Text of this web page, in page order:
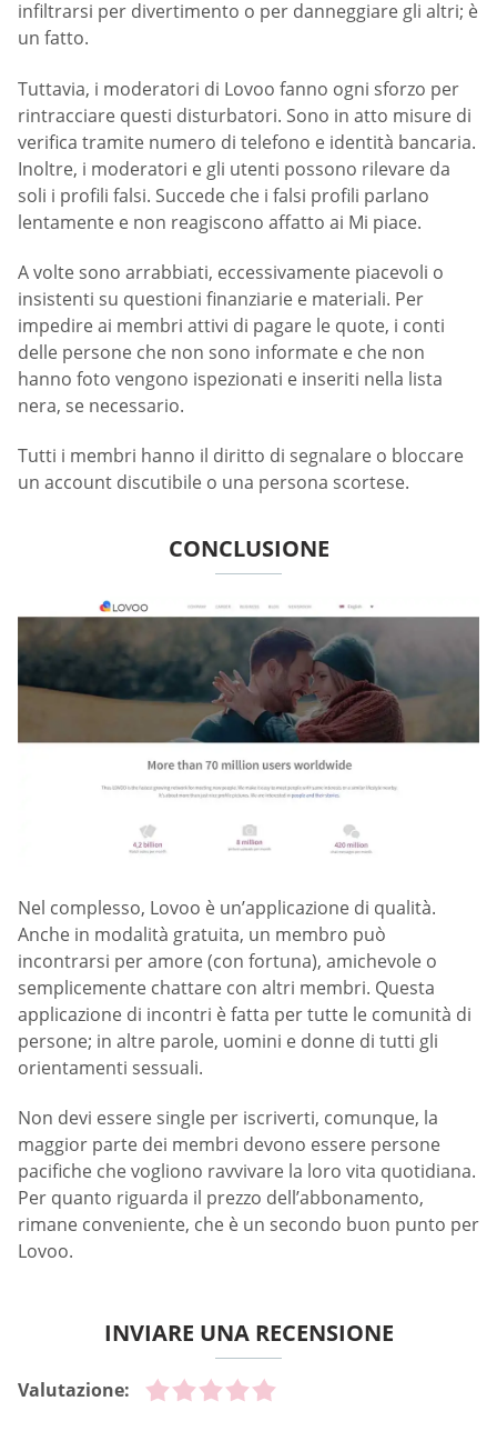
infiltrarsi per divertimento o per danneggiare gli altri; è
un fatto.
Tuttavia, i moderatori di Lovoo fanno ogni sforzo per
rintracciare questi disturbatori. Sono in atto misure di
verifica tramite numero di telefono e identità bancaria.
Inoltre, i moderatori e gli utenti possono rilevare da
soli i profili falsi. Succede che i falsi profili parlano
lentamente e non reagiscono affatto ai Mi piace.
A volte sono arrabbiati, eccessivamente piacevoli o
insistenti su questioni finanziarie e materiali. Per
impedire ai membri attivi di pagare le quote, i conti
delle persone che non sono informate e che non
hanno foto vengono ispezionati e inseriti nella lista
nera, se necessario.
Tutti i membri hanno il diritto di segnalare o bloccare
un account discutibile o una persona scortese.
CONCLUSIONE
Nel complesso, Lovoo è un’applicazione di qualità.
Anche in modalità gratuita, un membro può
incontrarsi per amore (con fortuna), amichevole o
semplicemente chattare con altri membri. Questa
applicazione di incontri è fatta per tutte le comunità di
persone; in altre parole, uomini e donne di tutti gli
orientamenti sessuali.
Non devi essere single per iscriverti, comunque, la
maggior parte dei membri devono essere persone
pacifiche che vogliono ravvivare la loro vita quotidiana.
Per quanto riguarda il prezzo dell’abbonamento,
rimane conveniente, che è un secondo buon punto per
Lovoo.
INVIARE UNA RECENSIONE
Valutazione: